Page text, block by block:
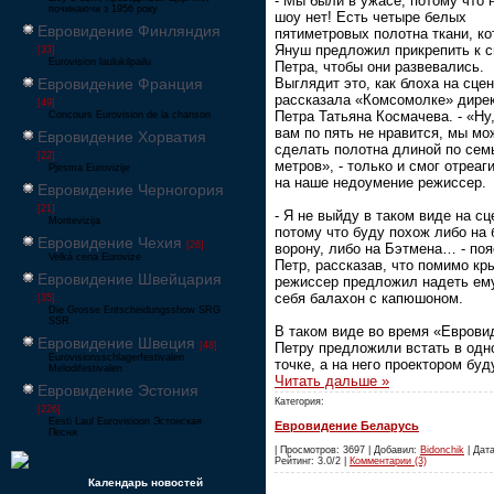
починаючи з 1956 року
Евровидение Финляндия
[33]
Eurovision laulukilpailu
Евровидение Франция
[49]
Concours Eurovision de la chanson
Евровидение Хорватия
[22]
Pjesma Eurovizije
Евровидение Черногория
[21]
Montevizija
Евровидение Чехия [26]
Velká cena Eurovize
Евровидение Швейцария
[35]
Die Grosse Entscheidungsshow SRG
SSR
Евровидение Швеция [48]
Eurovisionsschlagerfestivalen
Melodifestivalen
Евровидение Эстония
[226]
Eesti Laul Eurovisioon Эстонская
Песня
Календарь новостей
шоу нет! Есть четыре белых
пятиметровых полотна ткани,
Януш предложил прикрепить к
Петра, чтобы они развевались.
Выглядит это, как блоха на
рассказала «Комсомолке»
Петра Татьяна Космачева. -
вам по пять не нравится, мы
сделать полотна длиной по
метров», - только и смог
на наше недоумение режиссер.
- Я не выйду в таком виде на
потому что буду похож либо на
ворону, либо на Бэтмена… -
Петр, рассказав, что помимо
режиссер предложил надеть
себя балахон с капюшоном.
В таком виде во время
Петру предложили встать в
точке, а на него проектором
Читать дальше »
Категория:
Евровидение Беларусь
| Просмотров: 3697 | Добавил: Bidonchik |
Рейтинг: 3.0/2 | Комментарии (3)